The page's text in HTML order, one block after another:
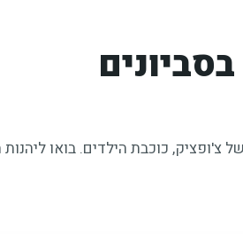
ב-6.10, יום ה' בשעה 17:30 למופע של צ'ופציק, כוכבת הילדים.